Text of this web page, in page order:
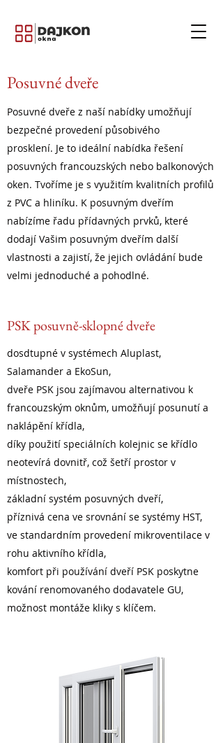
Posuvné dveře
Posuvné dveře z naší nabídky umožňují
bezpečné provedení působivého
prosklení. Je to ideální nabídka řešení
posuvných francouzských nebo balkonových
oken. Tvoříme je s využitím kvalitních profilů
z PVC a hliníku. K posuvným dveřím
nabízíme řadu přídavných prvků, které
dodají Vašim posuvným dveřím další
vlastnosti a zajistí, že jejich ovládání bude
velmi jednoduché a pohodlné.
PSK posuvně-sklopné dveře
dosdtupné v systémech Aluplast,
Salamander a EkoSun,
dveře PSK jsou zajímavou alternativou k
francouzským oknům, umožňují posunutí a
naklápění křídla,
díky použití speciálních kolejnic se křídlo
neotevírá dovnitř, což šetří prostor v
místnostech,
základní systém posuvných dveří,
příznivá cena ve srovnání se systémy HST,
ve standardním provedení mikroventilace v
rohu aktivního křídla,
komfort při používání dveří PSK poskytne
kování renomovaného dodavatele GU,
možnost montáže kliky s klíčem.